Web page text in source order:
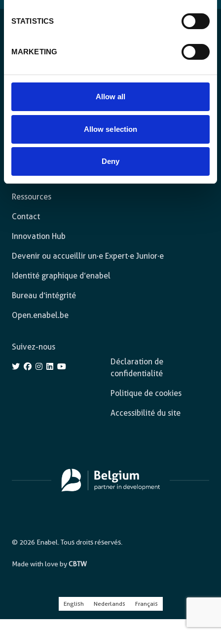
STATISTICS
MARKETING
Allow all
Allow selection
Deny
Travaillez avec nous
Ressources
Contact
Innovation Hub
Devenir ou accueillir un·e Expert·e Junior·e
Identité graphique d’enabel
Bureau d’intégrité
Open.enabel.be
Déclaration de
confidentialité
Politique de cookies
Accessibilité du site
Suivez-nous
© 2026 Enabel. Tous droits réservés.
Made with love byCBTW
English Nederlands Français